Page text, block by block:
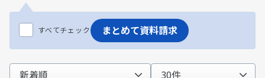
すべてチェック まとめて資料請求